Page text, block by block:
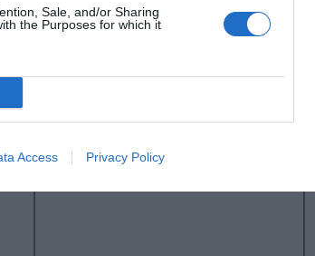
Sale, and/or Sharing
the Purposes for which it
Access Privacy Policy